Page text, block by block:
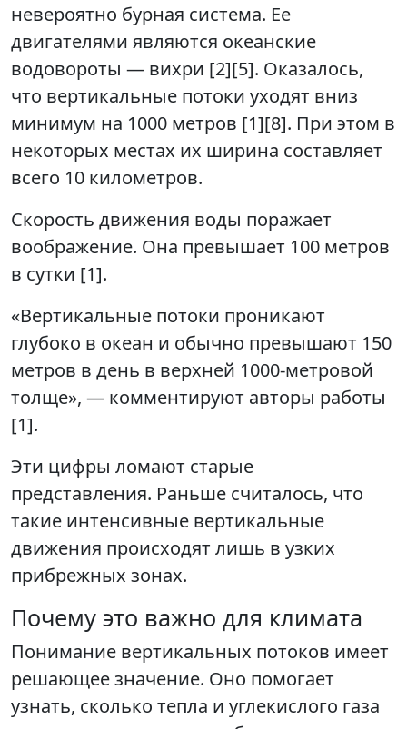
невероятно бурная система. Ее
двигателями являются океанские
водовороты — вихри [2][5]. Оказалось,
что вертикальные потоки уходят вниз
минимум на 1000 метров [1][8]. При этом в
некоторых местах их ширина составляет
всего 10 километров.
Скорость движения воды поражает
воображение. Она превышает 100 метров
в сутки [1].
«Вертикальные потоки проникают
глубоко в океан и обычно превышают 150
метров в день в верхней 1000-метровой
толще», — комментируют авторы работы
[1].
Эти цифры ломают старые
представления. Раньше считалось, что
такие интенсивные вертикальные
движения происходят лишь в узких
прибрежных зонах.
Почему это важно для климата
Понимание вертикальных потоков имеет
решающее значение. Оно помогает
узнать, сколько тепла и углекислого газа